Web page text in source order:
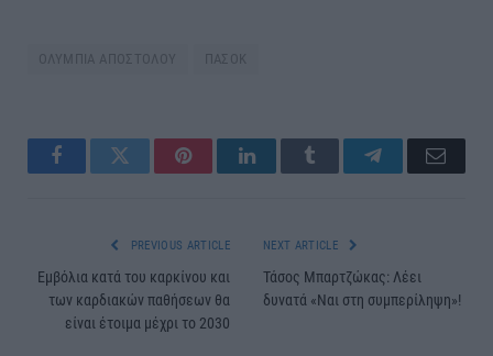
ΟΛΥΜΠΙΑ ΑΠΟΣΤΟΛΟΥ ΠΑΣΟΚ
FacebookTwitter PinterestLinkedInTumblr TelegramEmail
PREVIOUS ARTICLE
Εμβόλια κατά του καρκίνου και
των καρδιακών παθήσεων θα
είναι έτοιμα μέχρι το 2030
NEXT ARTICLE
Τάσος Μπαρτζώκας: Λέει
δυνατά «Ναι στη συμπερίληψη»!